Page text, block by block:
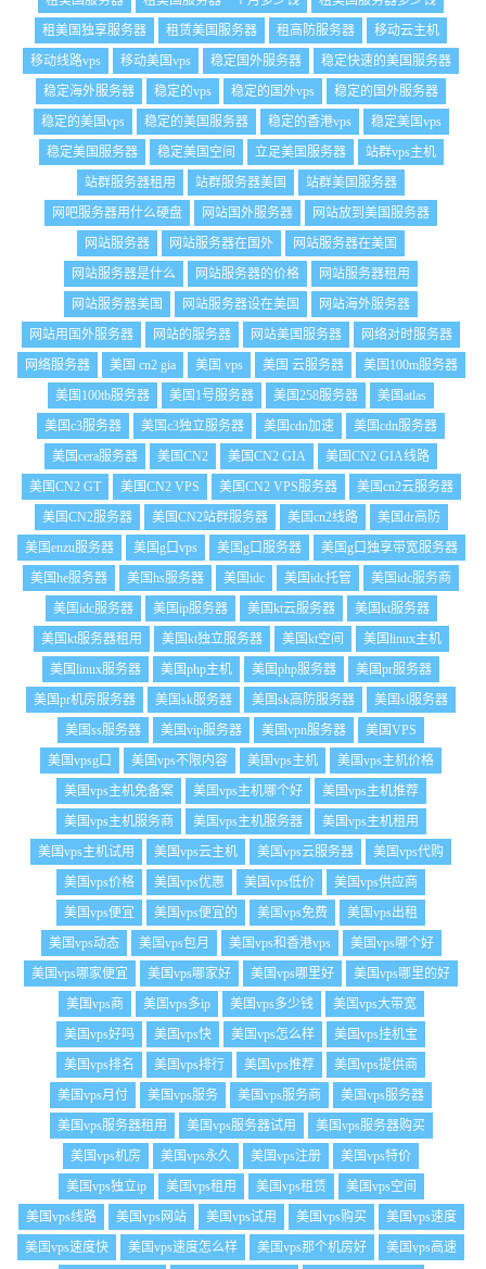
租美国独享服务器
租赁美国服务器 租高防服务器
移动云主机
移动线路vps
移动美国vps 稳定国外服务器
稳定快速的美国服务器
稳定海外服务器
稳定的vps 稳定的国外vps
稳定的国外服务器
稳定的美国vps
稳定的美国服务器 稳定的香港vps
稳定美国vps
稳定美国服务器
稳定美国空间 立足美国服务器
站群vps主机
站群服务器租用
站群服务器美国
站群美国服务器
网吧服务器用什么硬盘
网站国外服务器
网站放到美国服务器
网站服务器
网站服务器在国外
网站服务器在美国
网站服务器是什么
网站服务器的价格
网站服务器租用
网站服务器美国
网站服务器设在美国
网站海外服务器
网站用国外服务器
网站的服务器 网站美国服务器
网络对时服务器
网络服务器
美国 cn2 gia 美国 vps 美国 云服务器
美国100m服务器
美国100tb服务器
美国1号服务器 美国258服务器
美国atlas
美国c3服务器
美国c3独立服务器 美国cdn加速
美国cdn服务器
美国cera服务器
美国CN2 美国CN2 GIA
美国CN2 GIA线路
美国CN2 GT
美国CN2 VPS 美国CN2 VPS服务器
美国cn2云服务器
美国CN2服务器
美国CN2站群服务器 美国cn2线路
美国dr高防
美国enzu服务器
美国g口vps 美国g口服务器
美国g口独享带宽服务器
美国he服务器
美国hs服务器 美国idc 美国idc托管
美国idc服务商
美国idc服务器
美国ip服务器 美国kt云服务器
美国kt服务器
美国kt服务器租用
美国kt独立服务器 美国kt空间
美国linux主机
美国linux服务器
美国php主机 美国php服务器
美国pr服务器
美国pr机房服务器
美国sk服务器 美国sk高防服务器
美国sl服务器
美国ss服务器
美国vip服务器 美国vpn服务器
美国VPS
美国vpsg口
美国vps不限内容 美国vps主机
美国vps主机价格
美国vps主机免备案
美国vps主机哪个好
美国vps主机推荐
美国vps主机服务商
美国vps主机服务器
美国vps主机租用
美国vps主机试用
美国vps云主机 美国vps云服务器
美国vps代购
美国vps价格
美国vps优惠 美国vps低价
美国vps供应商
美国vps便宜
美国vps便宜的 美国vps免费
美国vps出租
美国vps动态
美国vps包月 美国vps和香港vps
美国vps哪个好
美国vps哪家便宜
美国vps哪家好 美国vps哪里好
美国vps哪里的好
美国vps商
美国vps多ip 美国vps多少钱
美国vps大带宽
美国vps好吗
美国vps快 美国vps怎么样
美国vps挂机宝
美国vps排名
美国vps排行 美国vps推荐
美国vps提供商
美国vps月付
美国vps服务 美国vps服务商
美国vps服务器
美国vps服务器租用
美国vps服务器试用
美国vps服务器购买
美国vps机房
美国vps永久 美国vps注册
美国vps特价
美国vps独立ip
美国vps租用 美国vps租赁
美国vps空间
美国vps线路
美国vps网站 美国vps试用 美国vps购买
美国vps速度
美国vps速度快
美国vps速度怎么样 美国vps那个机房好
美国vps高速